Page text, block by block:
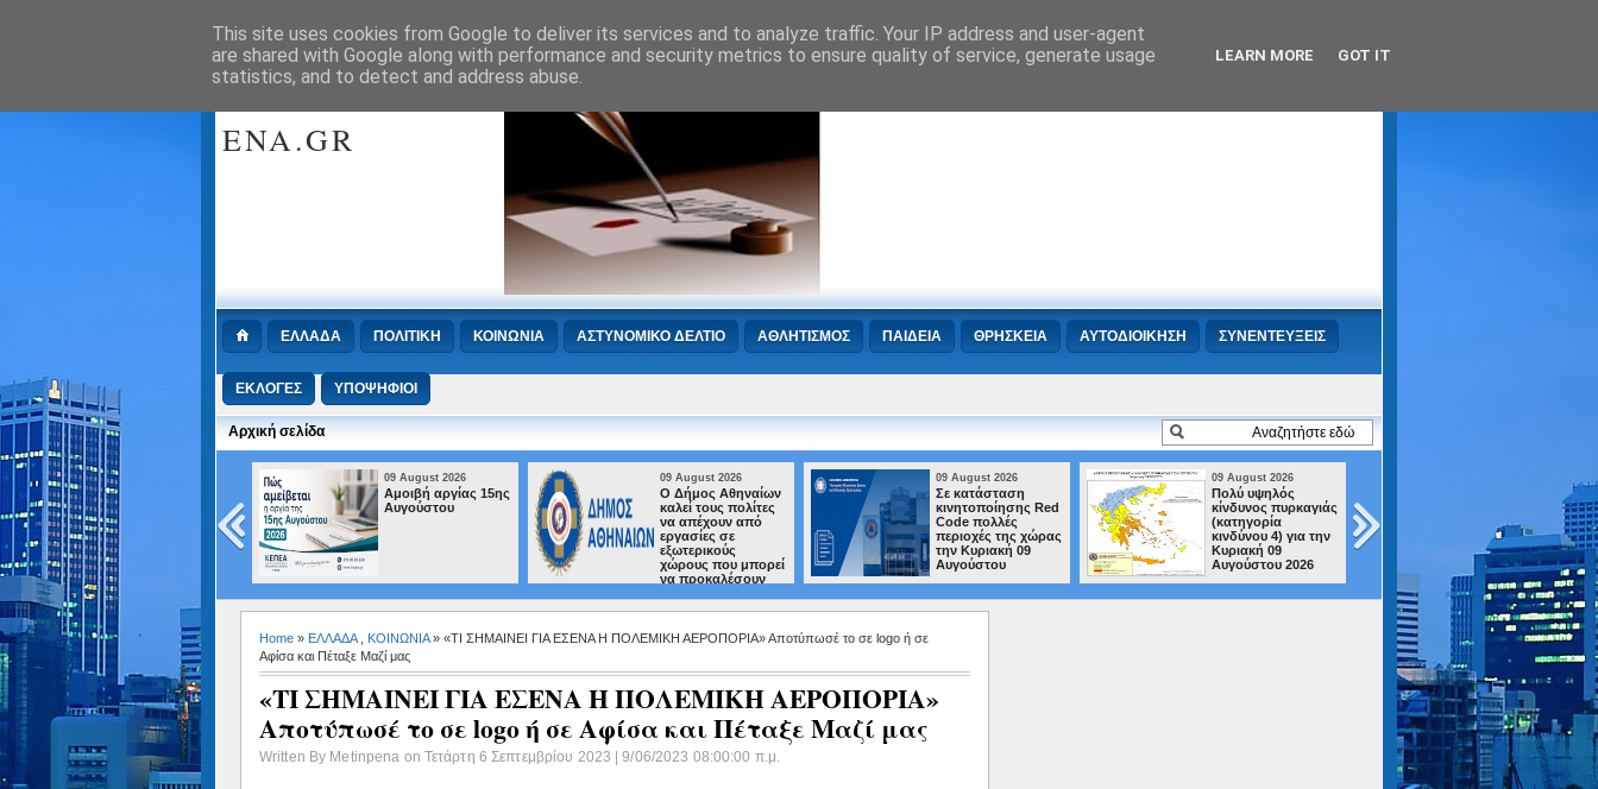
Πρωτοσέλιδα : Retrieving RSS feed(s)
WWW.METINP
ENA.GR
ΕΛΛΑΔΑ ΠΟΛΙΤΙΚΗ ΚΟΙΝΩΝΙΑ ΑΣΤΥΝΟΜΙΚΟ ΔΕΛΤΙΟ ΑΘΛΗΤΙΣΜΟΣ ΠΑΙΔΕΙΑ ΘΡΗΣΚΕΙΑ ΑΥΤΟΔΙΟΙΚΗΣΗ ΣΥΝΕΝΤΕΥΞΕΙΣ
ΕΚΛΟΓΕΣ ΥΠΟΨΗΦΙΟΙ
Αρχική σελίδα
August 2026
Κούβελος
αδερφές
«Μας
και
09 August 2026
Αμοιβή αργίας 15ης
Αυγούστου
09 August 2026
Ο Δήμος Αθηναίων
καλεί τους πολίτες
να απέχουν από
εργασίες σε
εξωτερικούς
χώρους που μπορεί
να προκαλέσουν
09 August 2026
Σε κατάσταση
κινητοποίησης Red
Code πολλές
περιοχές της χώρας
την Κυριακή 09
Αυγούστου
09 August 2026
Πολύ υψηλός
κίνδυνος πυρκαγιάς
(κατηγορία
κινδύνου 4) για την
Κυριακή 09
Αυγούστου 2026
μέλλον σου: Το 1ο
Εσπερινό ΕΠΑΛ
Περιστερίου σου
ανοίγει τον δρόμο»
Home » ΕΛΛΑΔΑ, ΚΟΙΝΩΝΙΑ» «ΤΙ ΣΗΜΑΙΝΕΙ ΓΙΑ ΕΣΕΝΑ Η ΠΟΛΕΜΙΚΗ ΑΕΡΟΠΟΡΙΑ» Αποτύπωσέ το σε logo ή σε
Αφίσα και Πέταξε Μαζί μας
«ΤΙ ΣΗΜΑΙΝΕΙ ΓΙΑ ΕΣΕΝΑ Η ΠΟΛΕΜΙΚΗ ΑΕΡΟΠΟΡΙΑ»
Αποτύπωσέ το σε logo ή σε Αφίσα και Πέταξε Μαζί μας
Written By Metinpena on Τετάρτη 6 Σεπτεμβρίου 2023 | 9/06/2023 08:00:00 π.μ.
This site uses cookies from Google to deliver its services and to analyze traffic. Your IP address and user-agent
are shared with Google along with performance and security metrics to ensure quality of service, generate usage
statistics, and to detect and address abuse.
LEARN MORE GOT IT